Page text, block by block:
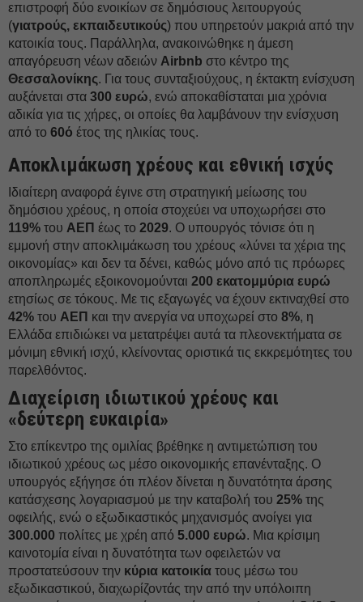
επιστροφή δύο ενοικίων σε δημόσιους λειτουργούς
(γιατρούς, εκπαιδευτικούς) που υπηρετούν μακριά από την
κατοικία τους. Παράλληλα, ανακοινώθηκε η άμεση
απαγόρευση νέων αδειών Airbnb στο κέντρο της
Θεσσαλονίκης. Για τους συνταξιούχους, η έκτακτη ενίσχυση
αυξάνεται στα 300 ευρώ, ενώ αποκαθίσταται μια χρόνια
αδικία για τις χήρες, οι οποίες θα λαμβάνουν την ενίσχυση
από το 60ό έτος της ηλικίας τους.
Αποκλιμάκωση χρέους και εθνική ισχύς
Ιδιαίτερη αναφορά έγινε στη στρατηγική μείωσης του
δημόσιου χρέους, η οποία στοχεύει να υποχωρήσει στο
119% του ΑΕΠ έως το 2029. Ο υπουργός τόνισε ότι η
εμμονή στην αποκλιμάκωση του χρέους «λύνει τα χέρια της
οικονομίας» και δεν τα δένει, καθώς μόνο από τις πρόωρες
αποπληρωμές εξοικονομούνται 200 εκατομμύρια ευρώ
ετησίως σε τόκους. Με τις εξαγωγές να έχουν εκτιναχθεί στο
42% του ΑΕΠ και την ανεργία να υποχωρεί στο 8%, η
Ελλάδα επιδιώκει να μετατρέψει αυτά τα πλεονεκτήματα σε
μόνιμη εθνική ισχύ, κλείνοντας οριστικά τις εκκρεμότητες του
παρελθόντος.
Διαχείριση ιδιωτικού χρέους και
«δεύτερη ευκαιρία»
Στο επίκεντρο της ομιλίας βρέθηκε η αντιμετώπιση του
ιδιωτικού χρέους ως μέσο οικονομικής επανένταξης. Ο
υπουργός εξήγησε ότι πλέον δίνεται η δυνατότητα άρσης
κατάσχεσης λογαριασμού με την καταβολή του 25% της
οφειλής, ενώ ο εξωδικαστικός μηχανισμός ανοίγει για
300.000 πολίτες με χρέη από 5.000 ευρώ. Μια κρίσιμη
καινοτομία είναι η δυνατότητα των οφειλετών να
προστατεύσουν την κύρια κατοικία τους μέσω του
εξωδικαστικού, διαχωρίζοντάς την από την υπόλοιπη